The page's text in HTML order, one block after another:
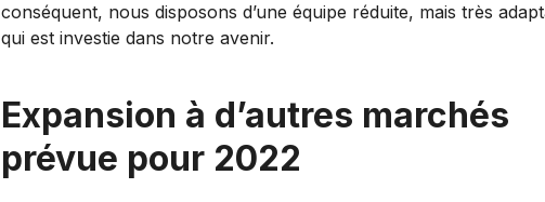
conséquent, nous disposons d’une équipe réduite, mais très
qui est investie dans notre avenir.
Expansion à d’autres marchés
prévue pour 2022